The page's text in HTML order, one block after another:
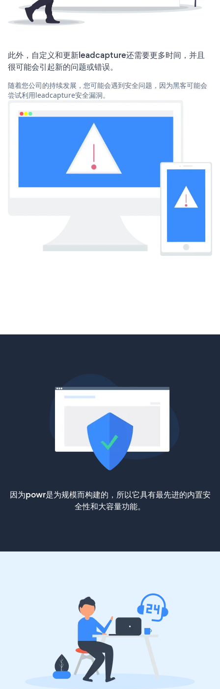
此外，自定义和更新leadcapture还需要更多时间，并且
很可能会引起新的问题或错误。
随着您公司的持续发展，您可能会遇到安全问题，因为黑客可能会
尝试利用leadcapture安全漏洞。
因为powr是为规模而构建的，所以它具有最先进的内置安
全性和大容量功能。